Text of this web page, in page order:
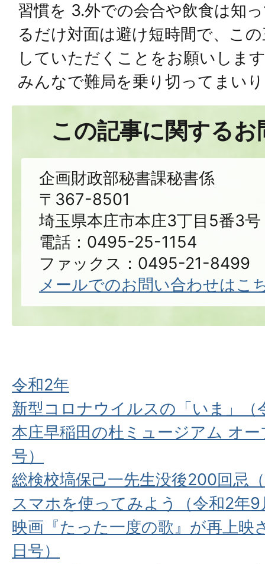
習慣を 3.外での会合や飲食は知
るだけ対面は避け短時間で、こ
していただくことをお願いしま
みんなで難局を乗り切ってまい
この記事に関する
企画財政部秘書課秘書係
〒367-8501
埼玉県本庄市本庄3丁目5番3号
電話：0495-25-1154
ファックス：0495-21-8499
メールでのお問い合わせはこ
令和2年
新型コロナウイルスの「いま」（
本庄早稲田の杜ミュージアム オー
号）
総検校塙保己一先生没後200回忌
スマホを使ってみよう（令和2年9
映画『たった⼀度の歌』が再上映
日号）